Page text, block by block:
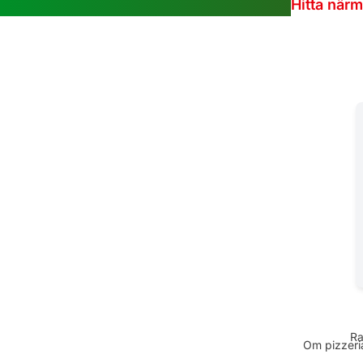
Hitta
Om